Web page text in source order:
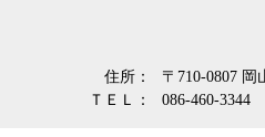
住所：
〒710-0807
ＴＥＬ：
086-460-3344